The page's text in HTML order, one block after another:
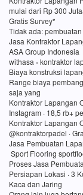
mulai dari Rp 300
Gratis Survey*
Tidak ada:
Jasa Kontraktor
ASA Group Indonesia
withasa › kontraktor
Biaya konstruksi
Range biaya
saja yang
Kontraktor Lapangan
Instagram · 18,5 rb+
Kontraktor Lapangan
@kontraktorpadel ·
Jasa Pembuatan
Sport Flooring
Proses Jasa
Persiapan Lokasi · 3
Kaca dan Jaring